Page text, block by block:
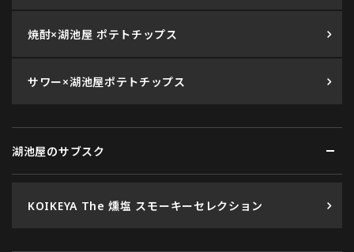
焼酎×湖池屋 ポテトチップス
サワー×湖池屋ポテトチップス
湖池屋のサブスク
KOIKEYA The 燻塩 スモーキーセレクション